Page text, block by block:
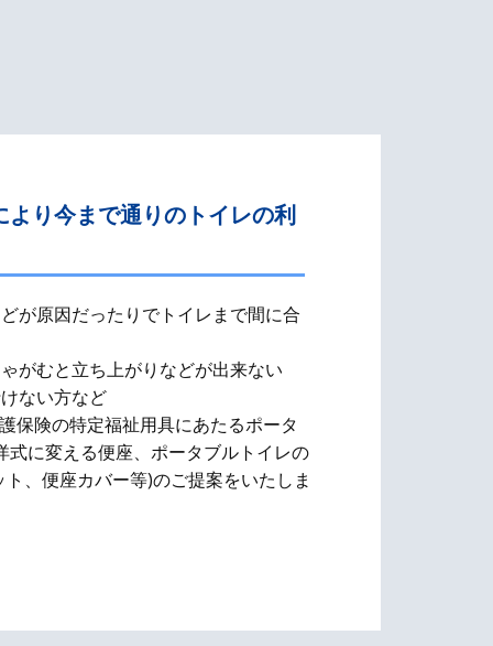
り今まで通りのトイレの利
が原因だったりでトイレまで間に合
がむと立ち上がりなどが出来ない
ない方など
保険の特定福祉用具にあたるポータ
に変える便座、​ポータブルトイレの
、便座カバー等)のご提案をいたしま